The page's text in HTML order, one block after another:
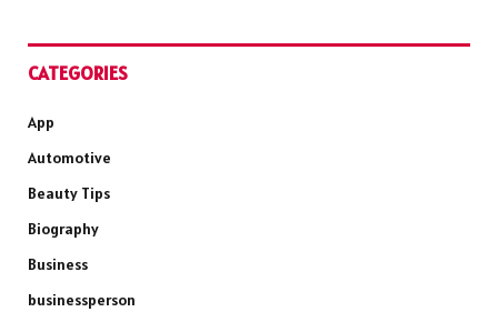
CATEGORIES
App
Automotive
Beauty Tips
Biography
Business
businessperson